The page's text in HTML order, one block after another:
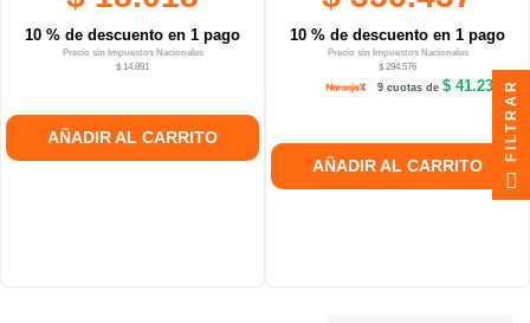
10 % de descuento en 1 pago
Precio sin Impuestos Nacionales
$ 14.891
AÑADIR AL CARRITO
10 % de descuento en 1 pago
Precio sin Impuestos Nacionales
$ 294.576
9 cuotas de$ 41.237
AÑADIR AL CARRITO
FILTRAR